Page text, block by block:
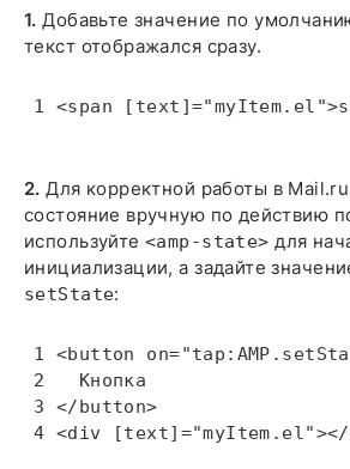
1. Добавьте значение по
текст отображался сразу.
<span
2. Для корректной работы в
состояние вручную по действию
используйте<amp-state> для
инициализации, а задайте
setState:
4
<button
  Кнопка
</button>
<div